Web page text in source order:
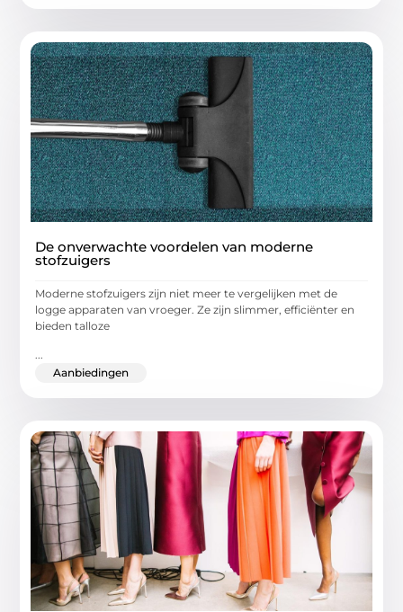
De onverwachte voordelen van moderne
stofzuigers
Moderne stofzuigers zijn niet meer te vergelijken met de
logge apparaten van vroeger. Ze zijn slimmer, efficiënter en
bieden talloze
...
Aanbiedingen